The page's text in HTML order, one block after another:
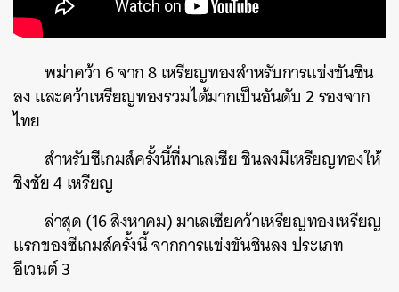
พม่าคว้า 6 จาก 8 เหรียญทองสำหรับการแข่งขันชิน
ลง และคว้าเหรียญทองรวมได้มากเป็นอันดับ 2 รองจาก
ไทย
สำหรับซีเกมส์ครั้งนี้ที่มาเลเซีย ชินลงมีเหรียญทองให้
ชิงชัย 4 เหรียญ
ล่าสุด (16 สิงหาคม) มาเลเซียคว้าเหรียญทองเหรียญ
แรกของซีเกมส์ครั้งนี้ จากการแข่งขันชินลง ประเภท
อีเวนต์ 3